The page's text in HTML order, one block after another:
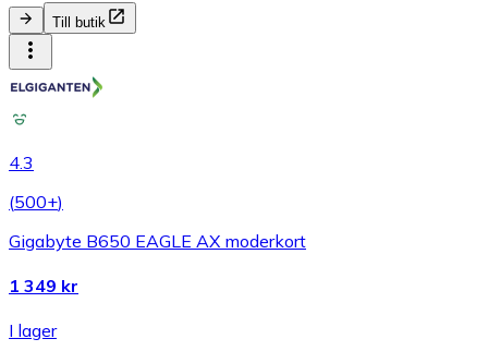
Till butik
4.3
(500+)
Gigabyte B650 EAGLE AX moderkort
1 349 kr
I lager